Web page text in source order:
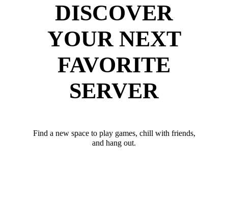
DISCOVER
YOUR NEXT
FAVORITE
SERVER
Find a new space to play games, chill with friends,
and hang out.